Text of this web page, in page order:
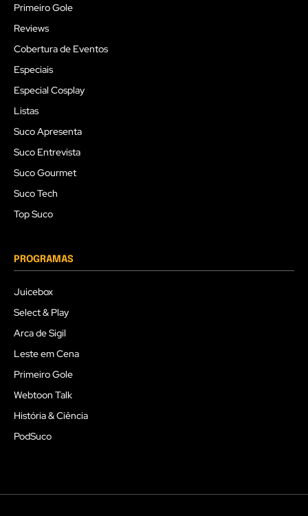
Primeiro Gole
Reviews
Cobertura de Eventos
Especiais
Especial Cosplay
Listas
Suco Apresenta
Suco Entrevista
Suco Gourmet
Suco Tech
Top Suco
PROGRAMAS
Juicebox
Select & Play
Arca de Sigil
Leste em Cena
Primeiro Gole
Webtoon Talk
História & Ciência
PodSuco